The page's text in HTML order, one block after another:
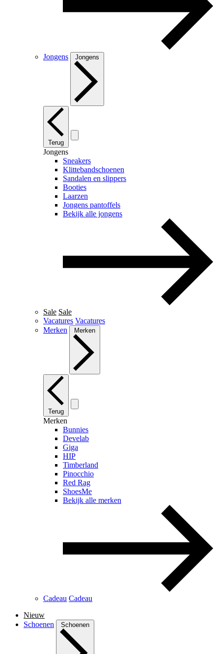
Jongens Jongens
Terug
Jongens
Sneakers
Klittebandschoenen
Sandalen en slippers
Booties
Laarzen
Jongens pantoffels
Bekijk alle jongens
Sale Sale
Vacatures Vacatures
Merken
Merken
Terug
Merken
Bunnies
Develab
Giga
HIP
Timberland
Pinocchio
Red Rag
ShoesMe
Bekijk alle merken
Cadeau Cadeau
Nieuw
Schoenen
Schoenen